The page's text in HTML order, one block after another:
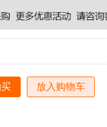
放入购物车